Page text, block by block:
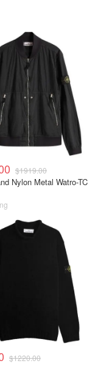
$1919.00
Nylon Metal Watro-TC
$1220.00